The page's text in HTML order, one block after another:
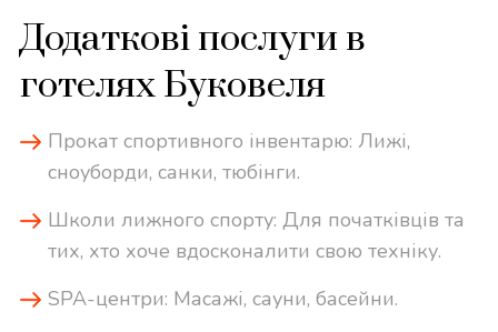
Додаткові послуги в
готелях Буковеля
Прокат спортивного інвентарю: Лижі,
сноуборди, санки, тюбінги.
Школи лижного спорту: Для початківців та
тих, хто хоче вдосконалити свою техніку.
SPA-центри: Масажі, сауни, басейни.